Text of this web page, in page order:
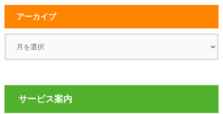
アーカイブ
サービス案内